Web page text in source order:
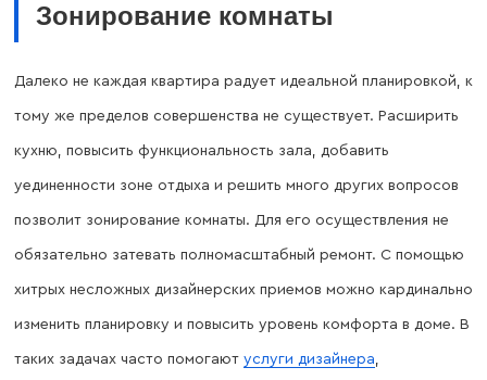
Зонирование комнаты
Далеко не каждая квартира радует идеальной планировкой, к
тому же пределов совершенства не существует. Расширить
кухню, повысить функциональность зала, добавить
уединенности зоне отдыха и решить много других вопросов
позволит зонирование комнаты. Для его осуществления не
обязательно затевать полномасштабный ремонт. С помощью
хитрых несложных дизайнерских приемов можно кардинально
изменить планировку и повысить уровень комфорта в доме. В
таких задачах часто помогают услуги дизайнера,